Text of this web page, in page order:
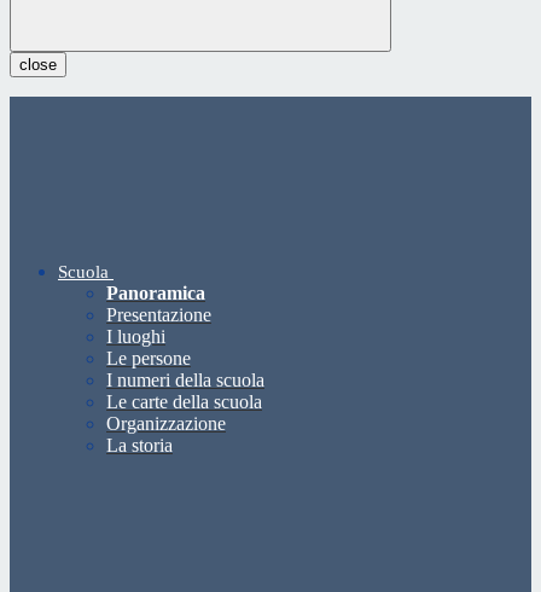
close
Scuola
Panoramica
Presentazione
I luoghi
Le persone
I numeri della scuola
Le carte della scuola
Organizzazione
La storia